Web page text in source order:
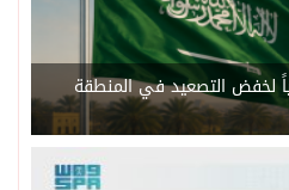
لخفض التصعيد في المنطقة